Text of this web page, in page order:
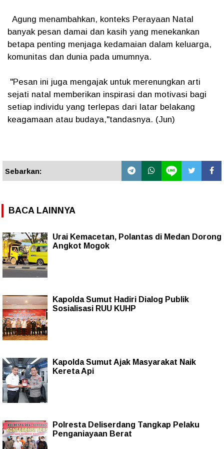
Agung menambahkan, konteks Perayaan Natal
banyak pesan damai dan kasih yang menekankan
betapa penting menjaga kedamaian dalam keluarga,
komunitas dan dunia pada umumnya.
"Pesan ini juga mengajak untuk merenungkan arti
sejati natal memberikan inspirasi dan motivasi bagi
setiap individu yang terlepas dari latar belakang
keagamaan atau budaya,"tandasnya. (Jun)
Sebarkan:
BACA LAINNYA
Urai Kemacetan, Polantas di Medan Dorong
Angkot Mogok
Kapolda Sumut Hadiri Dialog Publik
Sosialisasi RUU KUHP
Kapolda Sumut Ajak Masyarakat Naik
Kereta Api
Polresta Deliserdang Tangkap Pelaku
Penganiayaan Berat